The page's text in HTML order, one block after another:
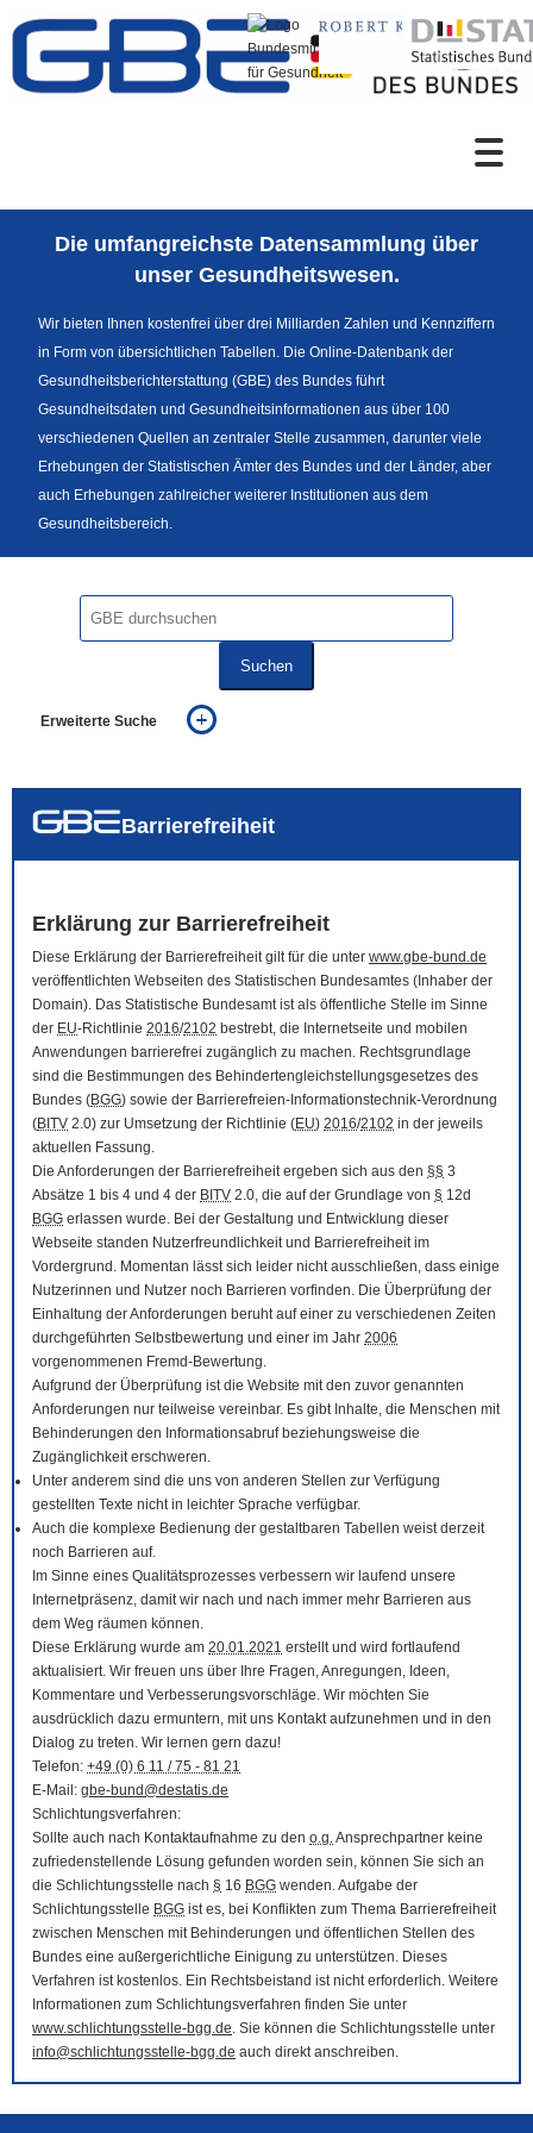
Zum Inhalt
Sprachumschaltung
Die umfangreichste Datensammlung über
unser Gesundheitswesen.
Wir bieten Ihnen kostenfrei über drei Milliarden Zahlen und Kennziffern
in Form von übersichtlichen Tabellen. Die Online-Datenbank der
Gesundheitsberichterstattung (GBE) des Bundes führt
Gesundheitsdaten und Gesundheitsinformationen aus über 100
verschiedenen Quellen an zentraler Stelle zusammen, darunter viele
Erhebungen der Statistischen Ämter des Bundes und der Länder, aber
auch Erhebungen zahlreicher weiterer Institutionen aus dem
Gesundheitsbereich.
Suchen
Erweiterte Suche
auch in allen Texten suchen (Volltextsuche)
Barrierefreiheit
Erklärung zur Barrierefreiheit
Diese Erklärung der Barrierefreiheit gilt für die unter www.gbe-bund.de
veröffentlichten Webseiten des Statistischen Bundesamtes (Inhaber der
Domain). Das Statistische Bundesamt ist als öffentliche Stelle im Sinne
der EU-Richtlinie 2016/2102 bestrebt, die Internetseite und mobilen
Anwendungen barrierefrei zugänglich zu machen. Rechtsgrundlage
sind die Bestimmungen des Behindertengleichstellungsgesetzes des
Bundes (BGG) sowie der Barrierefreien-Informationstechnik-Verordnung
(BITV 2.0) zur Umsetzung der Richtlinie (EU) 2016/2102 in der jeweils
aktuellen Fassung.
Die Anforderungen der Barrierefreiheit ergeben sich aus den §§ 3
Absätze 1 bis 4 und 4 der BITV 2.0, die auf der Grundlage von § 12d
BGG erlassen wurde. Bei der Gestaltung und Entwicklung dieser
Webseite standen Nutzerfreundlichkeit und Barrierefreiheit im
Vordergrund. Momentan lässt sich leider nicht ausschließen, dass einige
Nutzerinnen und Nutzer noch Barrieren vorfinden. Die Überprüfung der
Einhaltung der Anforderungen beruht auf einer zu verschiedenen Zeiten
durchgeführten Selbstbewertung und einer im Jahr 2006
vorgenommenen Fremd-Bewertung.
Aufgrund der Überprüfung ist die Website mit den zuvor genannten
Anforderungen nur teilweise vereinbar. Es gibt Inhalte, die Menschen mit
Behinderungen den Informationsabruf beziehungsweise die
Zugänglichkeit erschweren.
Unter anderem sind die uns von anderen Stellen zur Verfügung
gestellten Texte nicht in leichter Sprache verfügbar.
Auch die komplexe Bedienung der gestaltbaren Tabellen weist derzeit
noch Barrieren auf.
Im Sinne eines Qualitätsprozesses verbessern wir laufend unsere
Internetpräsenz, damit wir nach und nach immer mehr Barrieren aus
dem Weg räumen können.
Diese Erklärung wurde am 20.01.2021 erstellt und wird fortlaufend
aktualisiert. Wir freuen uns über Ihre Fragen, Anregungen, Ideen,
Kommentare und Verbesserungsvorschläge. Wir möchten Sie
ausdrücklich dazu ermuntern, mit uns Kontakt aufzunehmen und in den
Dialog zu treten. Wir lernen gern dazu!
Telefon: +49 (0) 6 11 / 75 - 81 21
E-Mail : gbe-bund@destatis.de
Schlichtungsverfahren:
Sollte auch nach Kontaktaufnahme zu den o.g.Ansprechpartner keine
zufriedenstellende Lösung gefunden worden sein, können Sie sich an
die Schlichtungsstelle nach § 16 BGG wenden. Aufgabe der
Schlichtungsstelle BGG ist es, bei Konflikten zum Thema Barrierefreiheit
zwischen Menschen mit Behinderungen und öffentlichen Stellen des
Bundes eine außergerichtliche Einigung zu unterstützen. Dieses
Verfahren ist kostenlos. Ein Rechtsbeistand ist nicht erforderlich. Weitere
Informationen zum Schlichtungsverfahren finden Sie unter
www.schlichtungsstelle-bgg.de. Sie können die Schlichtungsstelle unter
info@schlichtungsstelle-bgg.de auch direkt anschreiben.